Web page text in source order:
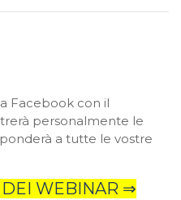
Facebook con il
personalmente le
a tutte le vostre
WEBINAR ⇒